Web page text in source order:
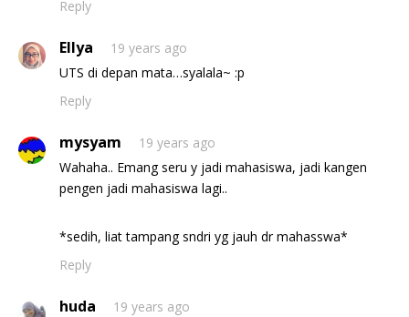
Reply
Ellya
19 years ago
UTS di depan mata…syalala~ :p
Reply
mysyam
19 years ago
Wahaha.. Emang seru y jadi mahasiswa, jadi kangen
pengen jadi mahasiswa lagi..
*sedih, liat tampang sndri yg jauh dr mahasswa*
Reply
huda
19 years ago